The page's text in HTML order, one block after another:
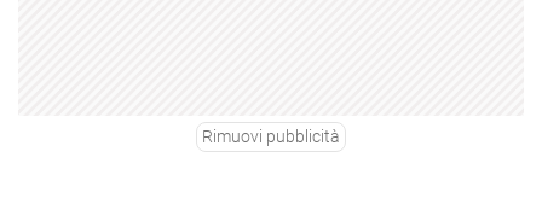
Rimuovi pubblicità